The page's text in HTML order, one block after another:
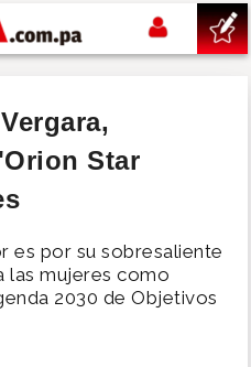
Star
es por su sobresaliente
las mujeres como
2030 de Objetivos